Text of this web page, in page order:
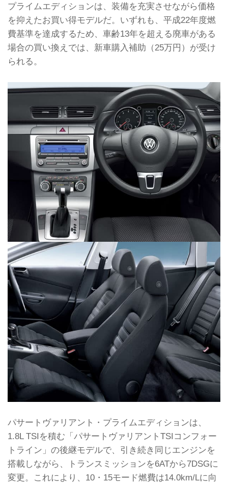
プライムエディションは、装備を充実させながら価格
を抑えたお買い得モデルだ。いずれも、平成22年度燃
費基準を達成するため、車齢13年を超える廃車がある
場合の買い換えでは、新車購入補助（25万円）が受け
られる。
パサートヴァリアント・プライムエディションは、
1.8L TSIを積む「パサートヴァリアントTSIコンフォー
トライン」の後継モデルで、引き続き同じエンジンを
搭載しながら、トランスミッションを6ATから7DSGに
変更。これにより、10・15モード燃費は14.0km/Lに向